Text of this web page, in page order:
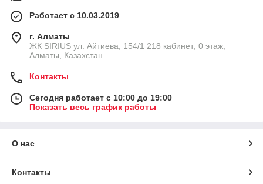
Работает с 10.03.2019
г. Алматы
​ЖК SIRIUS​ ул. Айтиева, 154/1​ 218 кабинет; 0 этаж,
Алматы, Казахстан
Контакты
Сегодня работает с 10:00 до 19:00
Показать весь график работы
О нас
Контакты